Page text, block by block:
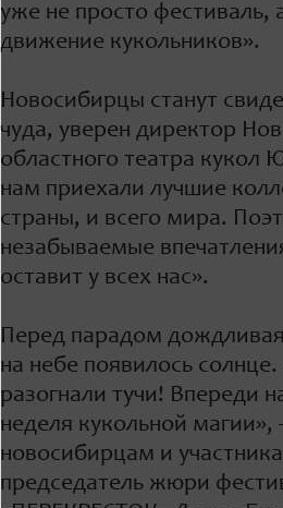
уже не просто
движение кукольников».
Новосибирцы станут
чуда, уверен директор
областного театра кукол
нам приехали лучшие
страны, и всего мира.
незабываемые
оставит у всех нас».
Перед парадом дождливая
на небе появилось
разогнали тучи! Впереди
неделя кукольной
новосибирцам и
председатель жюри